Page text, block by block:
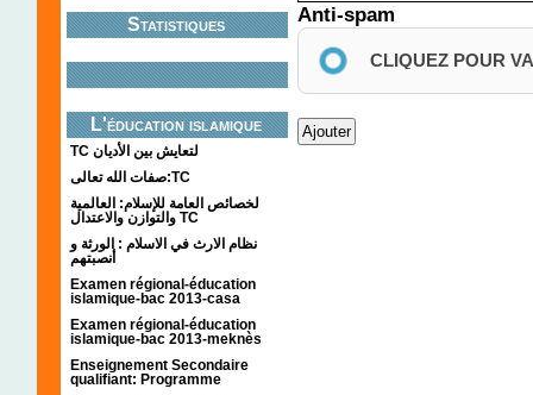
Statistiques
L'éducation islamique
TC لتعايش بين الأديان
صفات الله تعالى:TC
لخصائص العامة للإسلام: العالمية
والتوازن والاعتدال TC
نظام الارث في الاسلام : الورثة و
أنصبتهم
Examen régional-éducation
islamique-bac 2013-casa
Examen régional-éducation
islamique-bac 2013-meknès
Enseignement Secondaire
qualifiant: Programme
Anti-spam
CLIQUEZ POUR